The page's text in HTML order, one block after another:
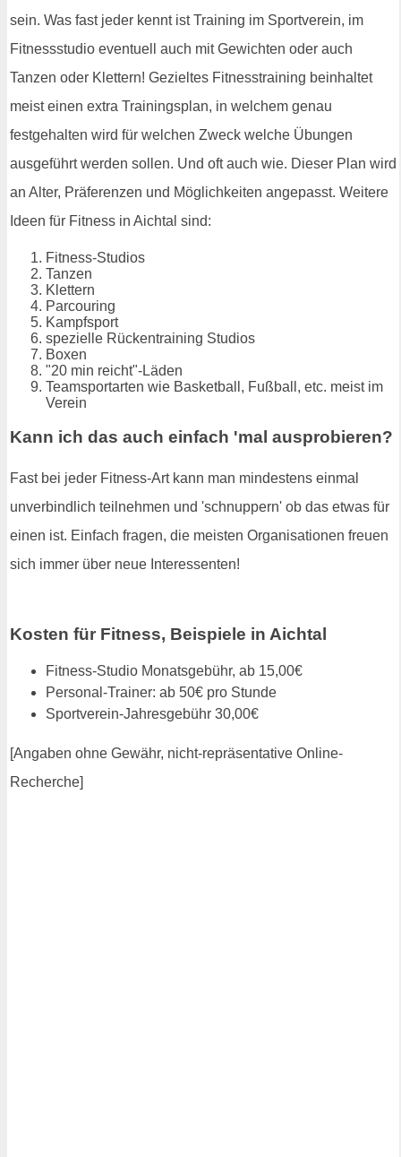
sein. Was fast jeder kennt ist Training im Sportverein, im
Fitnessstudio eventuell auch mit Gewichten oder auch
Tanzen oder Klettern! Gezieltes Fitnesstraining beinhaltet
meist einen extra Trainingsplan, in welchem genau
festgehalten wird für welchen Zweck welche Übungen
ausgeführt werden sollen. Und oft auch wie. Dieser Plan wird
an Alter, Präferenzen und Möglichkeiten angepasst. Weitere
Ideen für Fitness in Aichtal sind:
Fitness-Studios
Tanzen
Klettern
Parcouring
Kampfsport
spezielle Rückentraining Studios
Boxen
"20 min reicht"-Läden
Teamsportarten wie Basketball, Fußball, etc. meist im
Verein
Kann ich das auch einfach 'mal ausprobieren?
Fast bei jeder Fitness-Art kann man mindestens einmal
unverbindlich teilnehmen und 'schnuppern' ob das etwas für
einen ist. Einfach fragen, die meisten Organisationen freuen
sich immer über neue Interessenten!
Kosten für Fitness, Beispiele in Aichtal
Fitness-Studio Monatsgebühr, ab 15,00€
Personal-Trainer: ab 50€ pro Stunde
Sportverein-Jahresgebühr 30,00€
[Angaben ohne Gewähr, nicht-repräsentative Online-
Recherche]